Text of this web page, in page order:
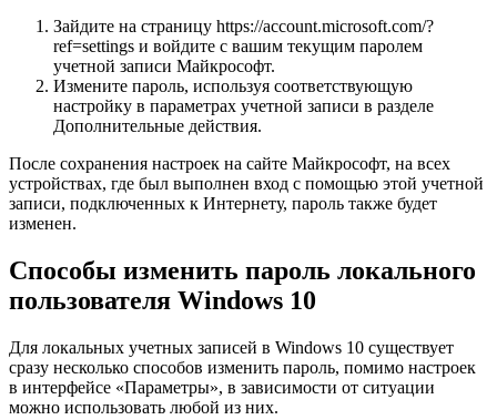
Зайдите на страницу https://account.microsoft.com/?
ref=settings и войдите с вашим текущим паролем
учетной записи Майкрософт.
Измените пароль, используя соответствующую
настройку в параметрах учетной записи в разделе
Дополнительные действия.
После сохранения настроек на сайте Майкрософт, на всех
устройствах, где был выполнен вход с помощью этой учетной
записи, подключенных к Интернету, пароль также будет
изменен.
Способы изменить пароль локального
пользователя Windows 10
Для локальных учетных записей в Windows 10 существует
сразу несколько способов изменить пароль, помимо настроек
в интерфейсе «Параметры», в зависимости от ситуации
можно использовать любой из них.